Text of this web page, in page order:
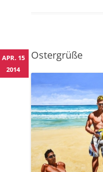
Ostergrüße
APR. 15
2014